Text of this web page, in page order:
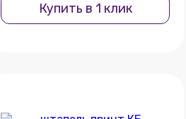
Купить в 1 клик